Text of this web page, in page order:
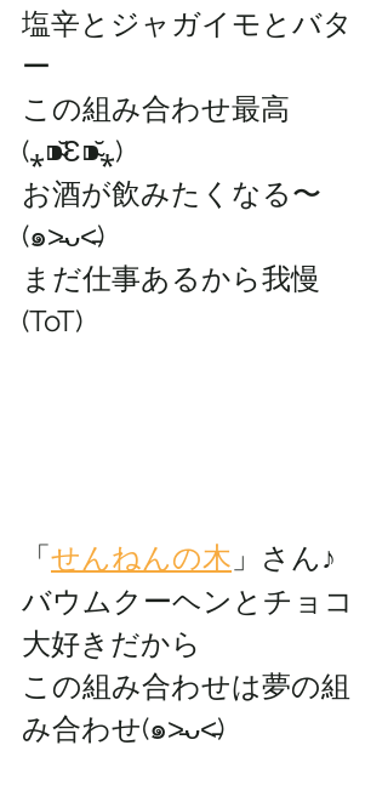
塩辛とジャガイモとバタ
ー
この組み合わせ最高
(⁎⁍̴̆Ɛ⁍̴̆⁎)
お酒が飲みたくなる〜
(๑˃̵ᴗ˂̵)
まだ仕事あるから我慢
(ToT)
「せんねんの木 」さん♪
バウムクーヘンとチョコ
大好きだから
この組み合わせは夢の組
み合わせ(๑˃̵ᴗ˂̵)